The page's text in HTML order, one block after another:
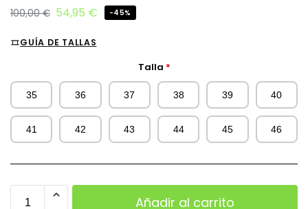
100,00€ 54,95 € -45%
GUÍA DE TALLAS
Talla *
35 36 37 38 39 40
41 42 43 44 45 46
Añadir al carrito